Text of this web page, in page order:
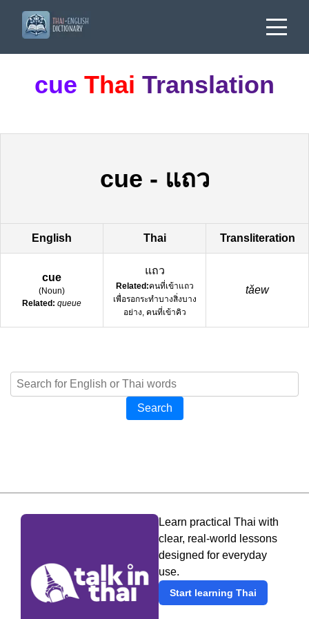
cue Thai Translation
cue - แถว
English Thai Transliteration
cue
(Noun)
Related: queue
แถว
Related:คนที่เข้าแถว
เพื่อรอกระทำบางสิ่งบาง
อย่าง, คนที่เข้าคิว
tǎew
Search
Learn practical Thai with
clear, real-world lessons
designed for everyday
use.
Start learning Thai